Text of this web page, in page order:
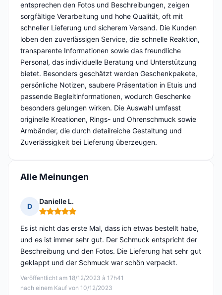
entsprechen den Fotos und Beschreibungen, zeigen
sorgfältige Verarbeitung und hohe Qualität, oft mit
schneller Lieferung und sicherem Versand. Die Kunden
loben den zuverlässigen Service, die schnelle Reaktion,
transparente Informationen sowie das freundliche
Personal, das individuelle Beratung und Unterstützung
bietet. Besonders geschätzt werden Geschenkpakete,
persönliche Notizen, saubere Präsentation in Etuis und
passende Begleitinformationen, wodurch Geschenke
besonders gelungen wirken. Die Auswahl umfasst
originelle Kreationen, Rings- und Ohrenschmuck sowie
Armbänder, die durch detailreiche Gestaltung und
Zuverlässigkeit bei Lieferung überzeugen.
Alle Meinungen
D
Danielle L.
Hinweis: 5 von 5
Veröffentlicht am 18/12/2023 à 17h41
nach einem Kauf von 10/12/2023
Es ist nicht das erste Mal, dass ich etwas bestellt habe,
und es ist immer sehr gut. Der Schmuck entspricht der
Beschreibung und den Fotos. Die Lieferung hat sehr gut
geklappt und der Schmuck war schön verpackt.